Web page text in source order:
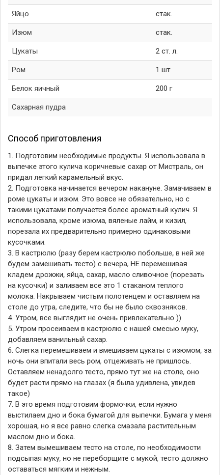
Яйцо стак.
Изюм стак.
Цукаты 2 ст. л.
Ром 1 шт
Белок яичный 200 г
Сахарная пудра
Способ приготовления
1. Подготовим необходимые продукты. Я использовала в
выпечке этого кулича коричневые сахар от Мистраль, он
придал легкий карамельный вкус.
2. Подготовка начинается вечером накануне. Замачиваем в
роме цукаты и изюм. Это вовсе не обязательно, но с
такими цукатами получается более ароматный кулич. Я
использовала, кроме изюма, вяленые лайм, и кизил,
порезала их предварительно примерно одинаковыми
кусочками.
3. В кастрюлю (разу берем кастрюлю побольше, в ней же
будем замешивать тесто) с вечера, НЕ перемешивая
кладем дрожжи, яйца, сахар, масло сливочное (порезать
на кусочки) и заливаем все это 1 стаканом теплого
молока. Накрываем чистым полотенцем и оставляем на
столе до утра, следите, что бы не было сквозняков.
4. Утром, все выглядит не очень привлекательно ))
5. Утром просеиваем в кастрюлю с нашей смесью муку,
добавляем ванильный сахар.
6. Слегка перемешиваем и вмешиваем цукаты с изюмом, за
ночь они впитали весь ром, отцеживать не пришлось.
Оставляем ненадолго тесто, прямо тут же на столе, оно
будет расти прямо на глазах (я была удивлена, увидев
такое)
7. В это время подготовим формочки, если нужно
выстилаем дно и бока бумагой для выпечки. Бумага у меня
хорошая, но я все равно слегка смазала растительным
маслом дно и бока.
8. Затем вымешиваем тесто на столе, по необходимости
подсыпая муку, но не переборщите с мукой, тесто должно
оставаться мягким и нежным.